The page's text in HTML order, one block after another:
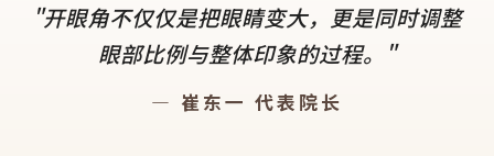
"开眼角不仅仅是把眼睛变大，更是同时调整
眼部比例与整体印象的过程。"
— 崔东一 代表院长